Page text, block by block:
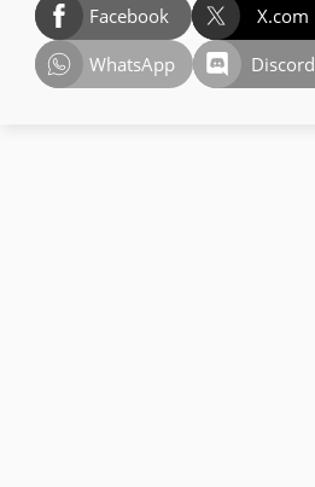
Facebook X.com
WhatsApp
Discord